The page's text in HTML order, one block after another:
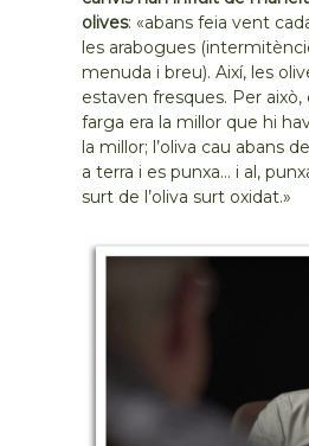
olives: «abans feia vent
les arabogues
menuda i breu). Així, les
estaven fresques. Per això,
farga era la millor que hi
la millor; l’oliva cau abans
a terra i es punxa… i al,
surt de l’oliva surt oxidat.»